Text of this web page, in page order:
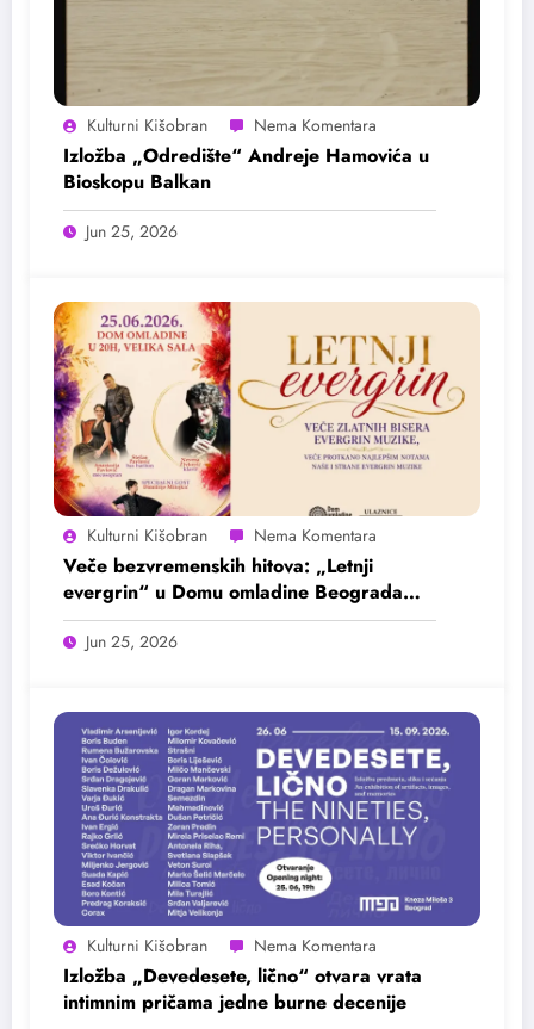
Kulturni Kišobran
Izložba „Odredište“ Andreje Hamovića u
Bioskopu Balkan
Jun 25, 2026
Kulturni Kišobran
Veče bezvremenskih hitova: „Letnji
evergrin“ u Domu omladine Beograda
25. juna
Jun 25, 2026
Kulturni Kišobran
Izložba „Devedesete, lično“ otvara vrata
intimnim pričama jedne burne decenije